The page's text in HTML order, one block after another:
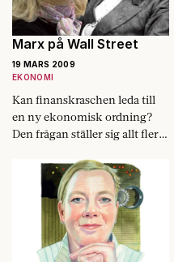
Marx på Wall Street
19 MARS 2009
EKONOMI
Kan finanskraschen leda till
en ny ekonomisk ordning?
Den frågan ställer sig allt fler
om den starka statens
återkomst och sneglar på
Sverige.